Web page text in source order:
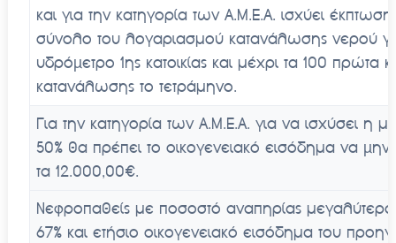
και για την κατηγορία των Α.Μ.Ε.Α. ισχύει
σύνολο του λογαριασμού κατανάλωσης νερού
υδρόµετρο 1ης κατοικίας και μέχρι τα 100 πρώτα
κατανάλωσης το τετράμηνο.
Για την κατηγορία των Α.Μ.Ε.Α. για να ισχύσει η
50% θα πρέπει το οικογενειακό εισόδημα να µην
τα 12.000,00€.
Νεφροπαθείς με ποσοστό αναπηρίας
67% και ετήσιο οικογενειακό εισόδημα του